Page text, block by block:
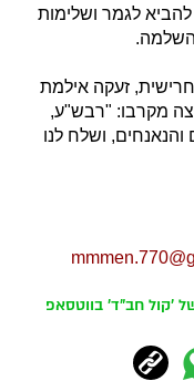
להביא לגמר ושלימות
חרישית, זעקה אילמת
מקרבו: "רבש"ע,
ושלח לנו
'קול חב"ד' בווטסאפ